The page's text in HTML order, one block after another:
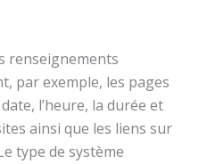
renseignements
par exemple, les pages
l’heure, la durée et
ainsi que les liens sur
type de système